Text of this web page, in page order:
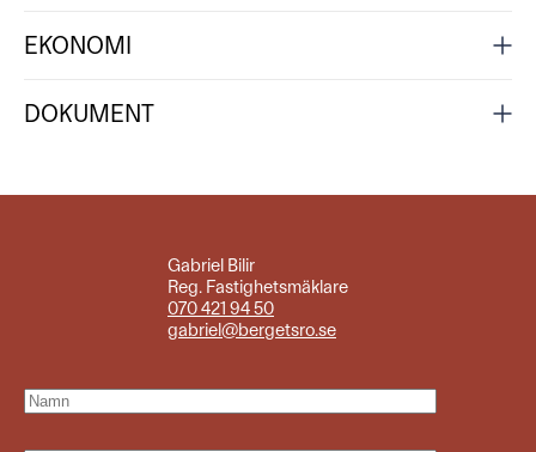
EKONOMI
DOKUMENT
Gabriel Bilir
Reg. Fastighetsmäklare
070 421 94 50
gabriel@bergetsro.se